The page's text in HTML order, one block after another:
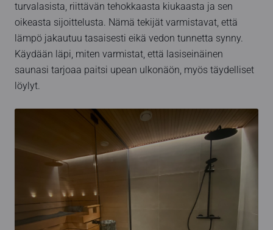
turvalasista, riittävän tehokkaasta kiukaasta ja sen
oikeasta sijoittelusta. Nämä tekijät varmistavat, että
lämpö jakautuu tasaisesti eikä vedon tunnetta synny.
Käydään läpi, miten varmistat, että lasiseinäinen
saunasi tarjoaa paitsi upean ulkonäön, myös täydelliset
löylyt.